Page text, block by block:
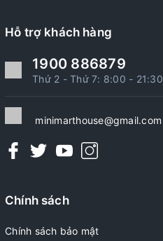
Hỗ trợ khách hàng
1900 886879
Thứ 2 - Thứ 7: 8:00 - 21:30
minimarthouse@gmail.com
Chính sách
Chính sách bảo mật